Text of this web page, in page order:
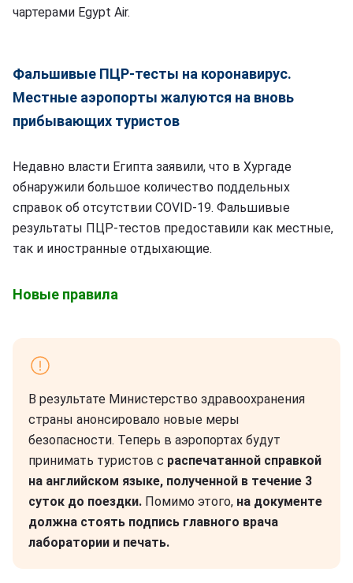
чартерами Egypt Air.
Фальшивые ПЦР-тесты на коронавирус.
Местные аэропорты жалуются на вновь
прибывающих туристов
Недавно власти Египта заявили, что в Хургаде
обнаружили большое количество поддельных
справок об отсутствии COVID-19. Фальшивые
результаты ПЦР-тестов предоставили как местные,
так и иностранные отдыхающие.
Новые правила
В результате Министерство здравоохранения
страны анонсировало новые меры
безопасности. Теперь в аэропортах будут
принимать туристов с распечатанной справкой
на английском языке, полученной в течение 3
суток до поездки. Помимо этого, на документе
должна стоять подпись главного врача
лаборатории и печать.